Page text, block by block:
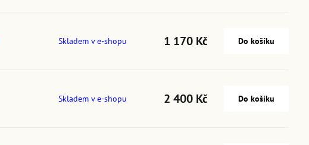
Skladem v e-shopu 1 170 Kč Do košíku
Skladem v e-shopu 2 400 Kč Do košíku